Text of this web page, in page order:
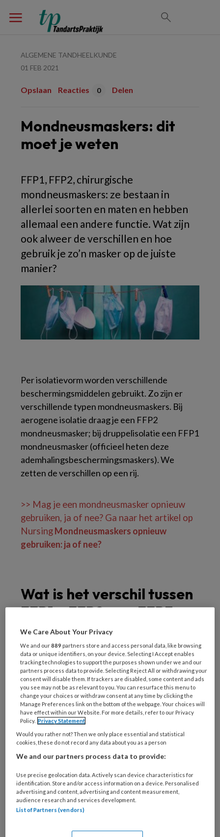
ALGEMENE TANDHEELKUNDE
01 FEB 2021
Opslaan Reacties 0 Delen
Mondneusmaskers: dit
moet je weten
FFP1, FFP2, chirurgische
mondneusmaskers: ze bestaan in
allerlei soorten en maten en hebben
allemaal een andere functie. Wat zijn
ook alweer de verschillen en hoe
gebruik je zo’n masker op de juiste
manier?
Per isolatievorm worden verschillende
beschermingsmiddelen gebruikt. Zo zijn er
verschillende typen mondneusmaskers. Bij
aerogene isolatie draag je een FFP2
mondneusmasker; bij druppelisolatie een FFP1
mondneusmasker (officieel heten deze
ademhalingsbeschermingsmaskers). We
zetten de verschillen op een rij.
>> Mag je een mondneusmasker opnieuw
gebruiken, ja of nee? Ga naar het artikel op
NursingMondneusmaskers opnieuw
gebruiken: ja of nee?
Wat is het verschil tussen
FFP1-, FFP2-, en FFP3-
mondneusmaskers?
FFP staat voor Filtering Facepiece Particle;
ofwel: een gezichtsmasker dat deeltjes filtert.
Het toegevoegde getal (FFP 1, 2 of 3) drukt uit
hoe sterk de ingeademde lucht wordt
gefilterd. Hoe hoger het getal, hoe meer
bescherming. In de zorg wordt vooral gebruik
gemaakt van FFP1- en FFP2-maskers. De
(minimaal 80% van de deeltjes wordt
tegengehouden), FFP2 (94%) of FFP3 (99%).
Ook hebben de maskers een CE-markering. De
maskers worden getoetst op basis van de norm
NEN-EN 149 +A1 en moeten voldoen aan de
Europese Verordening Persoonlijke
We Care About Your Privacy
We and our889 partners store and access personal data, like browsing
data or unique identifiers, on your device. Selecting I Accept enables
tracking technologies to support the purposes shown under we and our
partners process data to provide. Selecting Reject All or withdrawing your
consent will disable them. If trackers are disabled, some content and ads
you see may not be as relevant to you. You can resurface this menu to
change your choices or withdraw consent at any time by clicking the
Manage Preferences link on the bottom of the webpage. Your choices will
have effect within our Website. For more details, refer to our Privacy
Policy. Privacy Statement
Would you rather not? Then we only place essential and statistical
cookies, these do not record any data about you as a person
We and our partners process data to provide:
Use precise geolocation data. Actively scan device characteristics for
identification. Store and/or access information on a device. Personalised
advertising and content, advertising and content measurement,
audience research and services development.
List of Partners (vendors)